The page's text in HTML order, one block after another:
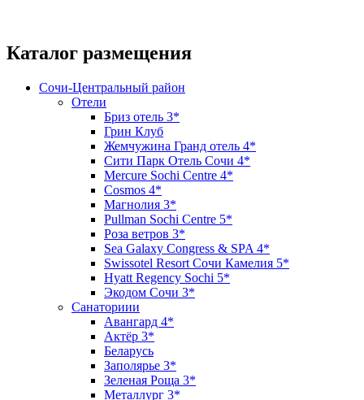
Каталог размещения
Сочи-Центральный район
Отели
Бриз отель 3*
Грин Клуб
Жемчужина Гранд отель 4*
Сити Парк Отель Сочи 4*
Mercure Sochi Centre 4*
Cosmos 4*
Магнолия 3*
Pullman Sochi Сеntre 5*
Роза ветров 3*
Sea Galaxy Congress & SPA 4*
Swissotel Resort Сочи Камелия 5*
Hyatt Regency Sochi 5*
Экодом Сочи 3*
Санаториии
Авангард 4*
Актёр 3*
Беларусь
Заполярье 3*
Зеленая Роща 3*
Металлург 3*